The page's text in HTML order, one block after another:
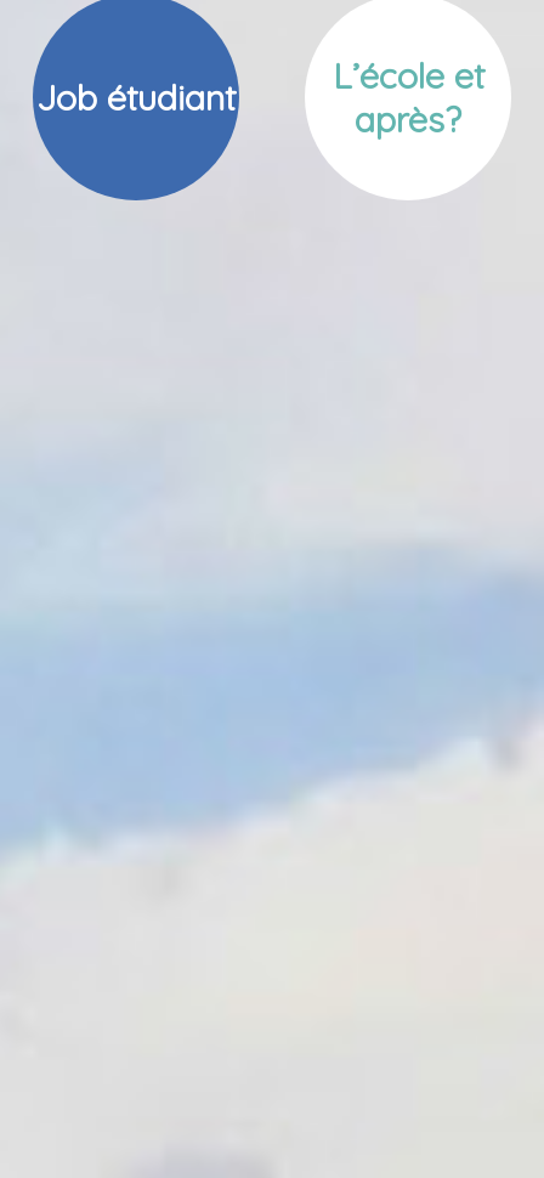
Job étudiant
L’école et
après?